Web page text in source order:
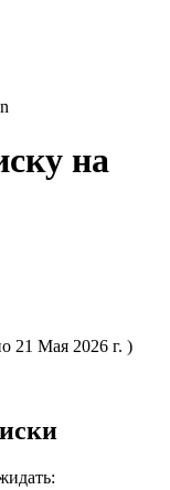
на
21 Мая 2026 г. )